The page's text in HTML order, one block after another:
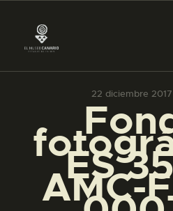
22 diciembre 2017
ES
AMC-
PREPARAR LA
ACTIVIDADES
█